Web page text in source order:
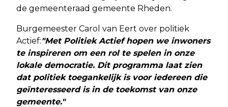
de gemeenteraad gemeente Rheden.
Burgemeester Carol van Eert over politiek
Actief:"Met Politiek Actief hopen we inwoners
te inspireren om een rol te spelen in onze
lokale democratie. Dit programma laat zien
dat politiek toegankelijk is voor iedereen die
geïnteresseerd is in de toekomst van onze
gemeente."